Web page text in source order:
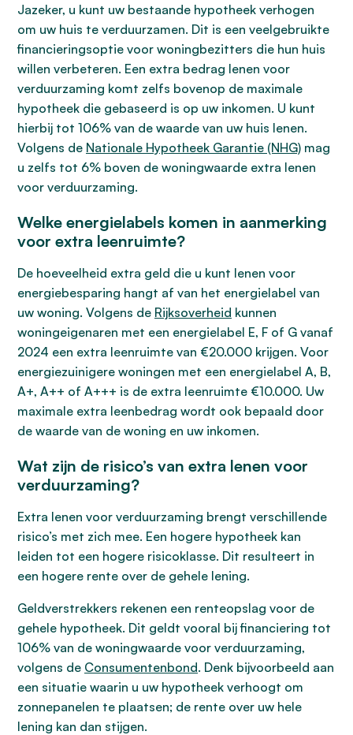
Jazeker, u kunt uw bestaande hypotheek verhogen
om uw huis te verduurzamen. Dit is een veelgebruikte
financieringsoptie voor woningbezitters die hun huis
willen verbeteren. Een extra bedrag lenen voor
verduurzaming komt zelfs bovenop de maximale
hypotheek die gebaseerd is op uw inkomen. U kunt
hierbij tot 106% van de waarde van uw huis lenen.
Volgens de Nationale Hypotheek Garantie (NHG) mag
u zelfs tot 6% boven de woningwaarde extra lenen
voor verduurzaming.
Welke energielabels komen in aanmerking
voor extra leenruimte?
De hoeveelheid extra geld die u kunt lenen voor
energiebesparing hangt af van het energielabel van
uw woning. Volgens de Rijksoverheid kunnen
woningeigenaren met een energielabel E, F of G vanaf
2024 een extra leenruimte van €20.000 krijgen. Voor
energiezuinigere woningen met een energielabel A, B,
A+, A++ of A+++ is de extra leenruimte €10.000. Uw
maximale extra leenbedrag wordt ook bepaald door
de waarde van de woning en uw inkomen.
Wat zijn de risico’s van extra lenen voor
verduurzaming?
Extra lenen voor verduurzaming brengt verschillende
risico’s met zich mee. Een hogere hypotheek kan
leiden tot een hogere risicoklasse. Dit resulteert in
een hogere rente over de gehele lening.
Geldverstrekkers rekenen een renteopslag voor de
gehele hypotheek. Dit geldt vooral bij financiering tot
106% van de woningwaarde voor verduurzaming,
volgens de Consumentenbond. Denk bijvoorbeeld aan
een situatie waarin u uw hypotheek verhoogt om
zonnepanelen te plaatsen; de rente over uw hele
lening kan dan stijgen.